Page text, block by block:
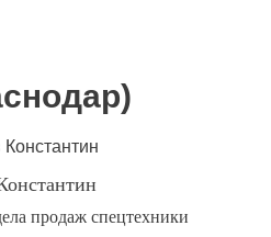
продаж спецтехники